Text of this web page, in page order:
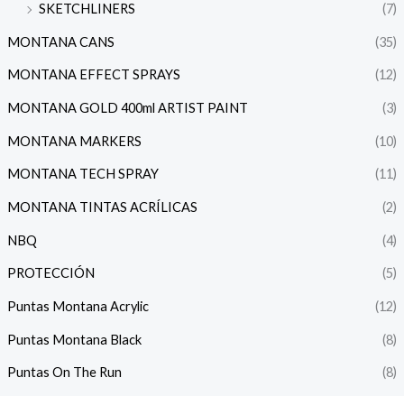
SKETCHLINERS
(7)
MONTANA CANS (35)
MONTANA EFFECT SPRAYS (12)
MONTANA GOLD 400ml ARTIST PAINT (3)
MONTANA MARKERS (10)
MONTANA TECH SPRAY (11)
MONTANA TINTAS ACRÍLICAS (2)
NBQ (4)
PROTECCIÓN (5)
Puntas Montana Acrylic (12)
Puntas Montana Black (8)
Puntas On The Run (8)